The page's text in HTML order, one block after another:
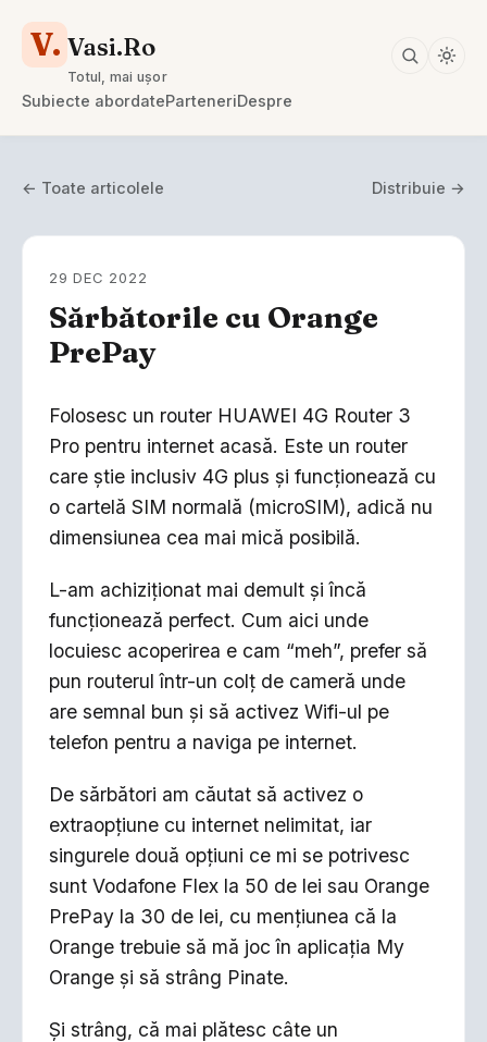
V. Vasi.Ro
Totul, mai ușor
Subiecte abordateParteneriDespre
← Toate articolele Distribuie →
29 DEC 2022
Sărbătorile cu Orange
PrePay
Folosesc un router HUAWEI 4G Router 3
Pro pentru internet acasă. Este un router
care știe inclusiv 4G plus și funcționează cu
o cartelă SIM normală (microSIM), adică nu
dimensiunea cea mai mică posibilă.
L-am achiziționat mai demult și încă
funcționează perfect. Cum aici unde
locuiesc acoperirea e cam “meh”, prefer să
pun routerul într-un colț de cameră unde
are semnal bun și să activez Wifi-ul pe
telefon pentru a naviga pe internet.
De sărbători am căutat să activez o
extraopțiune cu internet nelimitat, iar
singurele două opțiuni ce mi se potrivesc
sunt Vodafone Flex la 50 de lei sau Orange
PrePay la 30 de lei, cu mențiunea că la
Orange trebuie să mă joc în aplicația My
Orange și să strâng Pinate.
Și strâng, că mai plătesc câte un